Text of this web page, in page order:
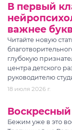
В первый
важнее
Читайте новую
глубокую
центра детского
руководителю
18 июля 2026 г.
Бежим уже в это